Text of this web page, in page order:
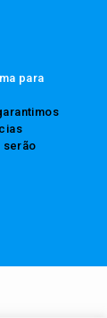
para
serão